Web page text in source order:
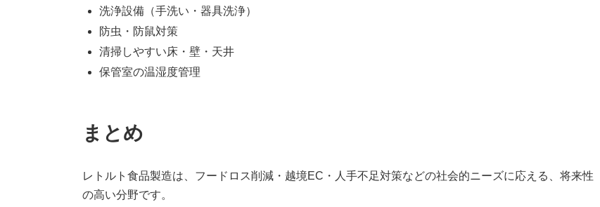
洗浄設備（手洗い・器具洗浄）
防虫・防鼠対策
清掃しやすい床・壁・天井
保管室の温湿度管理
まとめ
レトルト食品製造は、フードロス削減・越境EC・人手不足対策などの社会的ニーズに応える、将来性
の高い分野です。